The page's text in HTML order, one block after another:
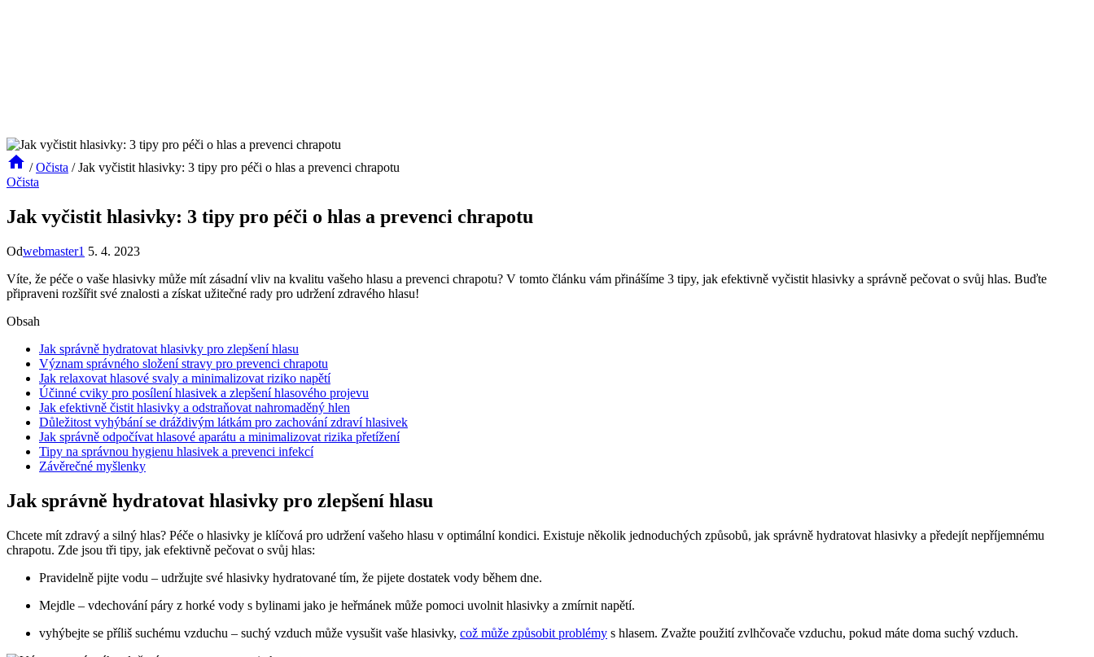
/ Očista / Jak vyčistit hlasivky: 3 tipy pro péči o hlas a prevenci chrapotu
Očista
Jak vyčistit hlasivky: 3 tipy pro péči o hlas a prevenci chrapotu
Odwebmaster1 5. 4. 2023
Víte, že péče o vaše hlasivky může mít zásadní vliv na kvalitu vašeho hlasu a prevenci chrapotu? V tomto článku vám přinášíme 3 tipy, jak efektivně vyčistit hlasivky a správně pečovat o svůj hlas. Buďte
připraveni rozšířit své znalosti a získat užitečné rady pro udržení zdravého hlasu!
Obsah
Jak správně hydratovat hlasivky pro zlepšení hlasu
Význam správného složení stravy pro prevenci chrapotu
Jak relaxovat hlasové svaly a minimalizovat riziko napětí
Účinné cviky pro posílení hlasivek a zlepšení hlasového projevu
Jak efektivně čistit hlasivky a odstraňovat nahromaděný hlen
Důležitost vyhýbání se dráždivým látkám pro zachování zdraví hlasivek
Jak správně odpočívat hlasové aparátu a minimalizovat rizika přetížení
Tipy na správnou hygienu hlasivek a prevenci infekcí
Závěrečné myšlenky
Jak správně hydratovat hlasivky pro zlepšení hlasu
Chcete mít zdravý a silný hlas? Péče o hlasivky je klíčová pro udržení vašeho hlasu v optimální kondici. Existuje několik jednoduchých způsobů, jak správně hydratovat hlasivky a předejít nepříjemnému
chrapotu. Zde jsou tři tipy, jak efektivně pečovat o svůj hlas:
Pravidelně pijte vodu – udržujte své hlasivky hydratované tím, že pijete dostatek vody během dne.
Mejdle – vdechování páry z horké vody s bylinami jako je heřmánek může pomoci uvolnit hlasivky a zmírnit napětí.
vyhýbejte se příliš suchému vzduchu – suchý vzduch může vysušit vaše hlasivky, což může způsobit problémy s hlasem. Zvažte použití zvlhčovače vzduchu, pokud máte doma suchý vzduch.